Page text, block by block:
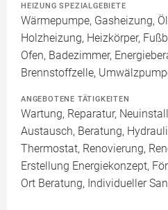
HEIZUNG SPEZIALGEBIETE
Wärmepumpe, Gasheizung,
Holzheizung, Heizkörper,
Ofen, Badezimmer,
Brennstoffzelle,
ANGEBOTENE TÄTIGKEITEN
Wartung, Reparatur,
Austausch, Beratung,
Thermostat, Renovierung,
Erstellung Energiekonzept,
Ort Beratung, Individueller